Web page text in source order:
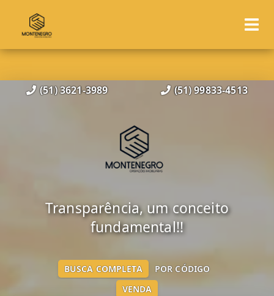
(51) 3621-3989 (51) 99833-4513
Transparência, um conceito
fundamental!!
VENDA
BUSCA COMPLETA POR CÓDIGO